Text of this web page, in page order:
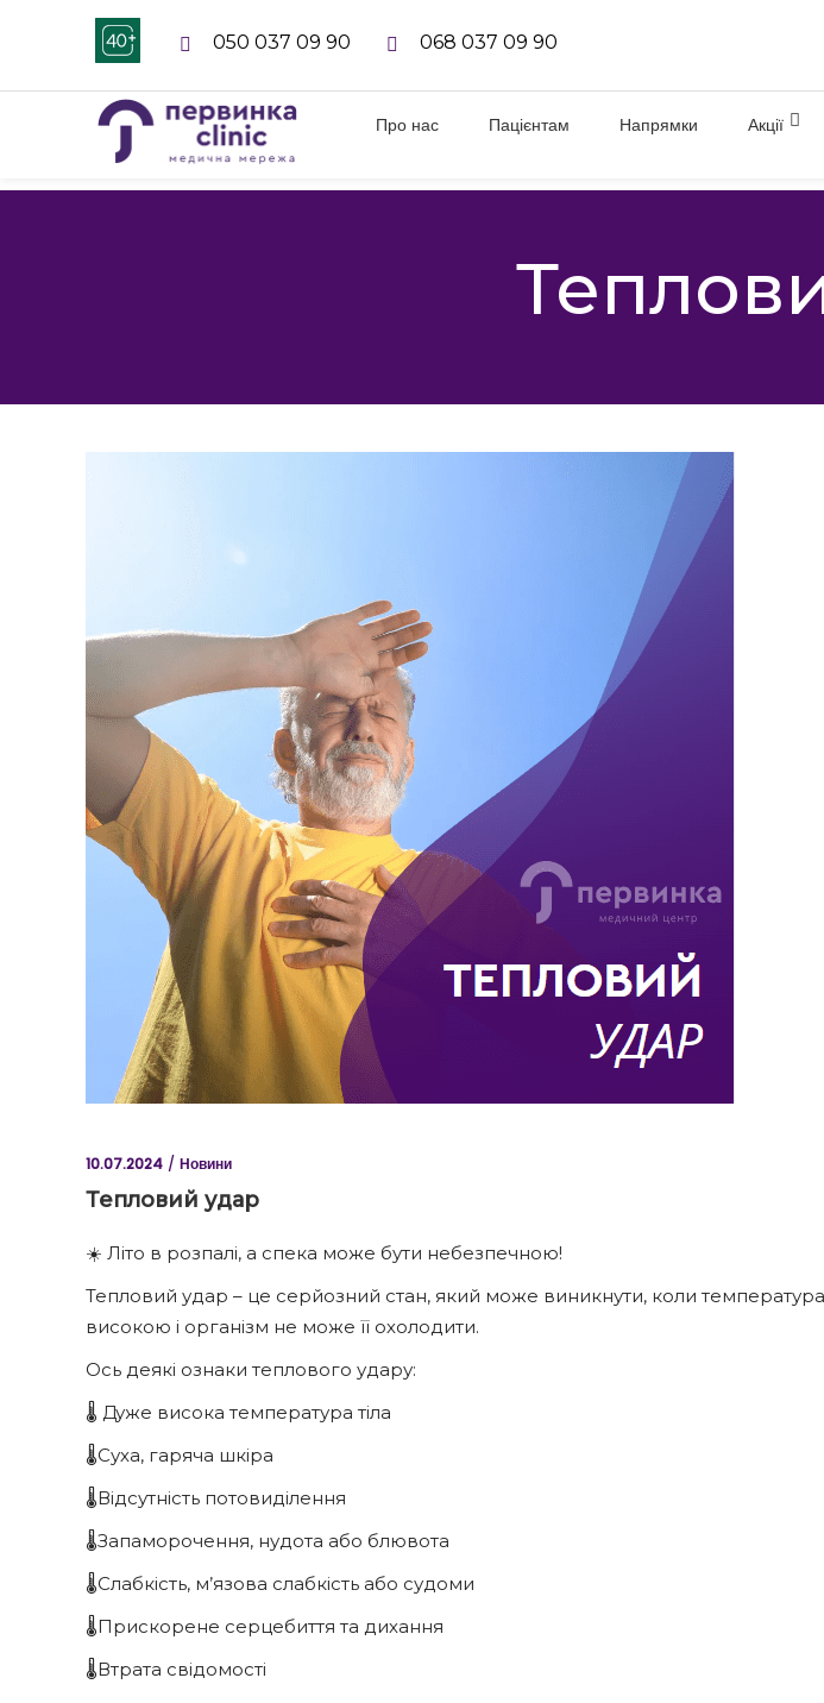
050 037 09 90 068 037 09 90
Про нас Пацієнтам Напрямки Акції
10.07.2024 Новини
Тепловий удар
☀️ Літо в розпалі, а спека може бути небезпечною!
Тепловий удар – це серйозний стан, який може виникнути, коли температура
високою і організм не може її охолодити.
Ось деякі ознаки теплового удару:
🌡️ Дуже висока температура тіла
🌡️Суха, гаряча шкіра
🌡️Відсутність потовиділення
🌡️Запаморочення, нудота або блювота
🌡️Слабкість, м’язова слабкість або судоми
🌡️Прискорене серцебиття та дихання
🌡️Втрата свідомості